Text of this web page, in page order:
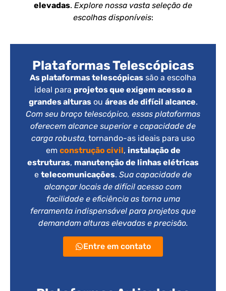
elevadas. Explore nossa vasta seleção de
escolhas disponíveis:
Plataformas Telescópicas
As plataformas telescópicas são a escolha
ideal para projetos que exigem acesso a
grandes alturasou áreas de difícil alcance.
Com seu braço telescópico, essas plataformas
oferecem alcance superior e capacidade de
carga robusta, tornando-as ideais para uso
em construção civil, instalação de
estruturas, manutenção de linhas elétricas
e telecomunicações. Sua capacidade de
alcançar locais de difícil acesso com
facilidade e eficiência as torna uma
ferramenta indispensável para projetos que
demandam alturas elevadas e precisão.
Entre em contato